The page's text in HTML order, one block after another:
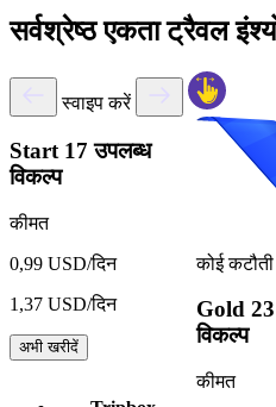
सर्वश्रेष्ठ एकता ट्रैवल
स्वाइप करें
Start 17 उपलब्ध
विकल्प
कीमत
0,99 USD/दिन
1,37 USD/दिन
अभी खरीदें
कोई कटौती
Gold
विकल्प
कीमत